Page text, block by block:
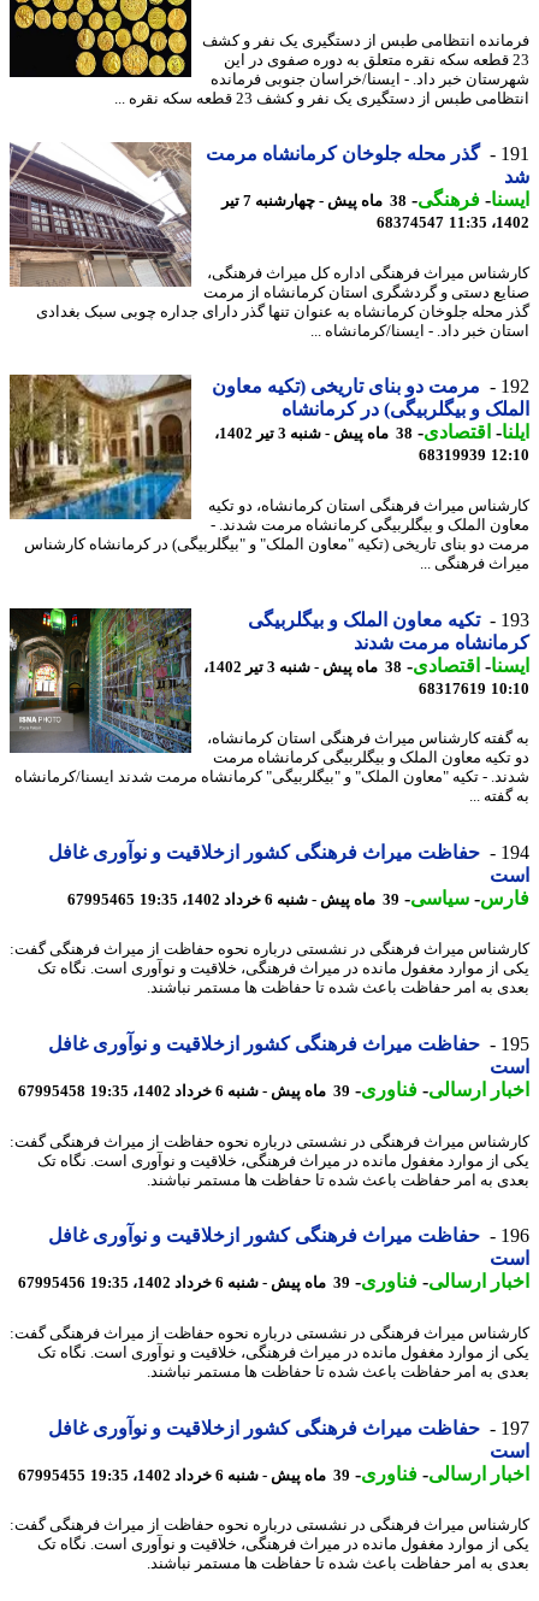
انتظامی طبس از دستگیری یک نفر و کشف
قطعه سکه نقره متعلق به دوره صفوی در این
خبر داد. - ایسنا/خراسان جنوبی فرمانده
طبس از دستگیری یک نفر و کشف 23 قطعه سکه نقره ...
گذر محله جلوخان کرمانشاه مرمت
-فرهنگی-
38 ماه پیش - چهارشنبه 7 تیر
68374547
میراث فرهنگی اداره کل میراث فرهنگی،
دستی و گردشگری استان کرمانشاه از مرمت
محله جلوخان کرمانشاه به عنوان تنها گذر دارای جداره چوبی سبک بغدادی
خبر داد. - ایسنا/کرمانشاه ...
مرمت دو بنای تاریخی (تکیه معاون
و بیگلربیگی) در کرمانشاه
-اقتصادی-
38 ماه پیش - شنبه 3 تیر 1402،
68319939
میراث فرهنگی استان کرمانشاه، دو تکیه
الملک و بیگلربیگی کرمانشاه مرمت شدند. -
دو بنای تاریخی (تکیه "معاون الملک" و "بیگلربیگی) در کرمانشاه کارشناس
فرهنگی ...
تکیه معاون الملک و بیگلربیگی
مرمت شدند
-اقتصادی-
38 ماه پیش - شنبه 3 تیر 1402،
68317619
کارشناس میراث فرهنگی استان کرمانشاه،
معاون الملک و بیگلربیگی کرمانشاه مرمت
- تکیه "معاون الملک" و "بیگلربیگی" کرمانشاه مرمت شدند ایسنا/کرمانشاه
...
حفاظت میراث فرهنگی کشور ازخلاقیت و نوآوری غافل
-سیاسی-39 ماه پیش - شنبه 6 خرداد 1402، 19:35 67995465
میراث فرهنگی در نشستی درباره نحوه حفاظت از میراث فرهنگی گفت:
از موارد مغفول مانده در میراث فرهنگی، خلاقیت و نوآوری است. نگاه تک
به امر حفاظت باعث شده تا حفاظت ها مستمر نباشند.
حفاظت میراث فرهنگی کشور ازخلاقیت و نوآوری غافل
ارسالی-فناوری- 39 ماه پیش - شنبه 6 خرداد 1402، 19:35 67995458
میراث فرهنگی در نشستی درباره نحوه حفاظت از میراث فرهنگی گفت:
از موارد مغفول مانده در میراث فرهنگی، خلاقیت و نوآوری است. نگاه تک
به امر حفاظت باعث شده تا حفاظت ها مستمر نباشند.
حفاظت میراث فرهنگی کشور ازخلاقیت و نوآوری غافل
ارسالی-فناوری- 39 ماه پیش - شنبه 6 خرداد 1402، 19:35 67995456
میراث فرهنگی در نشستی درباره نحوه حفاظت از میراث فرهنگی گفت:
از موارد مغفول مانده در میراث فرهنگی، خلاقیت و نوآوری است. نگاه تک
به امر حفاظت باعث شده تا حفاظت ها مستمر نباشند.
حفاظت میراث فرهنگی کشور ازخلاقیت و نوآوری غافل
ارسالی-فناوری- 39 ماه پیش - شنبه 6 خرداد 1402، 19:35 67995455
میراث فرهنگی در نشستی درباره نحوه حفاظت از میراث فرهنگی گفت:
از موارد مغفول مانده در میراث فرهنگی، خلاقیت و نوآوری است. نگاه تک
به امر حفاظت باعث شده تا حفاظت ها مستمر نباشند.